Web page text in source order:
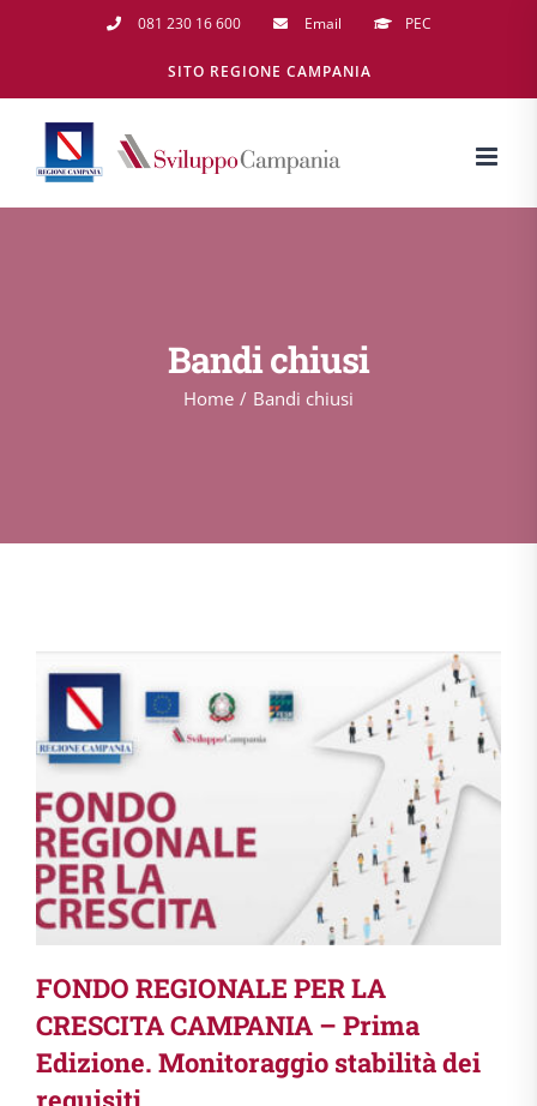
081 230 16 600 Email PEC
SITO REGIONE CAMPANIA
Bandi chiusi
Home Bandi chiusi
FONDO REGIONALE PER LA
CRESCITA CAMPANIA – Prima
Edizione. Monitoraggio stabilità dei